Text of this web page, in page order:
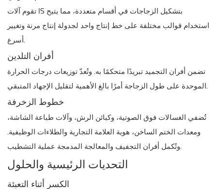
تقوم آلات IS بتشكيل الزجاجات في أقسام متعددة، مما يتيح
استخدام قوالب مختلفة على خط إنتاج واحد لجدولة إنتاج مرنة وتغيير
أسرع.
أفران التلدين
تضمن أفران التجميد تبريدًا متحكمًا به. وتُعدّ توزيعات درجات الحرارة
الموحدة على طول الزجاجة أمرًا بالغ الأهمية لتقليل الإجهاد المتبقي.
خطوط الزخرفة
تُضفي الغسالات فوق الصوتية، وكبائن الرش، وآلات طباعة الشاشة،
ومعدات الختم الساخن، هوية العلامة التجارية والطلاءات الوظيفية.
وتُكمل أفران التجفيف والمعالجة المدمجة عملية التشطيب.
التحديات الرئيسية والحلول
الكسر أثناء التعبئة